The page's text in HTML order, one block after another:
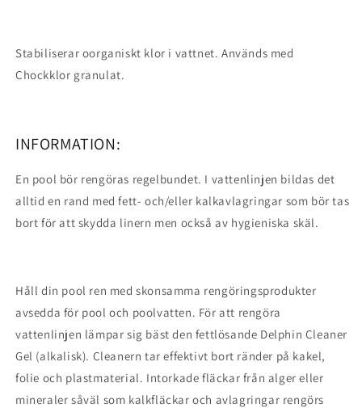
Stabiliserar oorganiskt klor i vattnet. Används med
Chockklor granulat.
INFORMATION:
En pool bör rengöras regelbundet. I vattenlinjen bildas det
alltid en rand med fett- och/eller kalkavlagringar som bör tas
bort för att skydda linern men också av hygieniska skäl.
Håll din pool ren med skonsamma rengöringsprodukter
avsedda för pool och poolvatten. För att rengöra
vattenlinjen lämpar sig bäst den fettlösande Delphin Cleaner
Gel (alkalisk). Cleanern tar effektivt bort ränder på kakel,
folie och plastmaterial. Intorkade fläckar från alger eller
mineraler såväl som kalkfläckar och avlagringar rengörs